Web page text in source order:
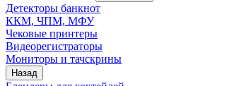
Детекторы банкнот
ККМ, ЧПМ, МФУ
Чековые принтеры
Видеорегистраторы
Мониторы и тачскрины
Назад